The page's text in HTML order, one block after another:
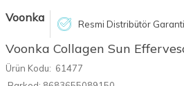
Voonka Resmi Distribütör
Voonka Collagen Sun
Ürün Kodu: 61477